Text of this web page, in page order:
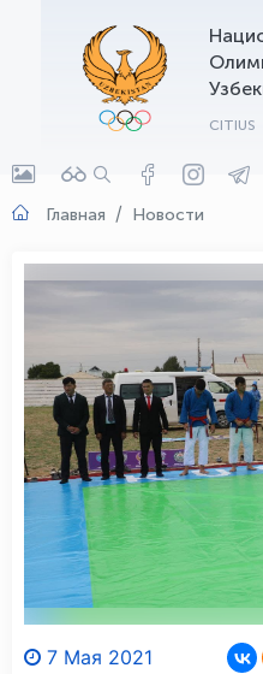
CITIUS
Главная Новости
7 Мая 2021
OLYMPCHIK AI -
Онлайн · olympic.uz